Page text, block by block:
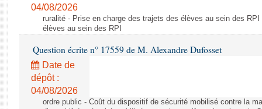
04/08/2026
ruralité - Prise en charge des trajets des élèves au sein des
élèves au sein des RPI
Question écrite n° 17559 de M. Alexandre Dufosset
Date de
dépôt :
04/08/2026
ordre public - Coût du dispositif de sécurité mobilisé contre la